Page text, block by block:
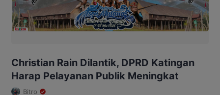
Christian Rain Dilantik, DPRD Katingan
Harap Pelayanan Publik Meningkat
Bitro